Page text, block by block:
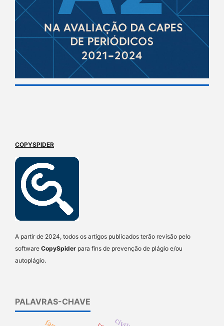
COPYSPIDER
A partir de 2024, todos os artigos publicados terão revisão pelo
software CopySpider para fins de prevenção de plágio e/ou
autoplágio.
PALAVRAS-CHAVE